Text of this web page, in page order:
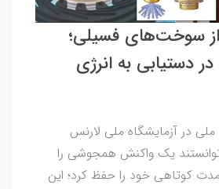
از سوخت‌های فسیلی؛
دستیابی به انرژی
ملی در آزمایشگاه ملی لارنس
توانستند یک واکنش همجوشی را
مدت کوتاهی خود را حفظ کرد؛ این